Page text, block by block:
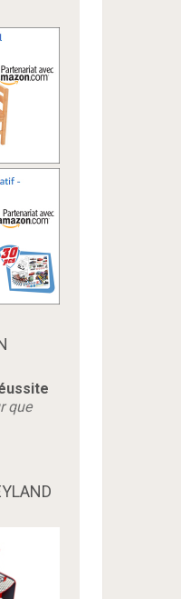
que